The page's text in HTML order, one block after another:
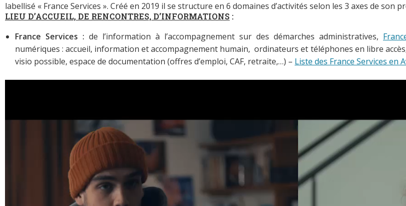
labellisé « France Services ». Créé en 2019 il se structure en 6 domaines d’activités selon les 3 axes de son
LIEU D’ACCUEIL, DE RENCONTRES, D’INFORMATIONS :
France Services : de l’information à l’accompagnement sur des démarches administratives,
numériques : accueil, information et accompagnement humain, ordinateurs et téléphones en libre
visio possible, espace de documentation (offres d’emploi, CAF, retraite,…) – Liste des France Services en